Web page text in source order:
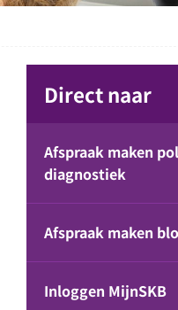
Direct naar
Afspraak maken
diagnostiek
Afspraak maken
Inloggen MijnSKB